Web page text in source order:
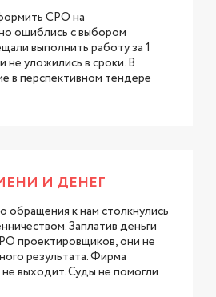
СРО на
ошиблись с выбором
выполнить работу за 1
не уложились в сроки. В
в перспективном тендере
И ДЕНЕГ
обращения к нам столкнулись
Заплатив деньги
проектировщиков, они не
результата. Фирма
не выходит. Суды не помогли